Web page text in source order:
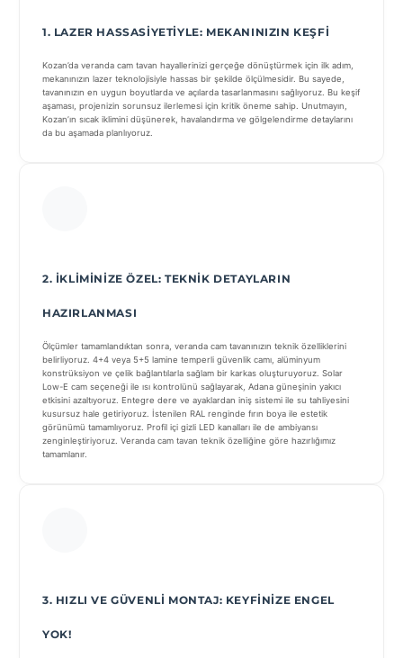
1. LAZER HASSASIYETIYLE: MEKANINIZIN KEŞFI
Kozan’da veranda cam tavan hayallerinizi gerçeğe dönüştürmek için ilk adım,
mekanınızın lazer teknolojisiyle hassas bir şekilde ölçülmesidir. Bu sayede,
tavanınızın en uygun boyutlarda ve açılarda tasarlanmasını sağlıyoruz. Bu keşif
aşaması, projenizin sorunsuz ilerlemesi için kritik öneme sahip. Unutmayın,
Kozan’ın sıcak iklimini düşünerek, havalandırma ve gölgelendirme detaylarını
da bu aşamada planlıyoruz.
2. İKLIMINIZE ÖZEL: TEKNIK DETAYLARIN
HAZIRLANMASI
Ölçümler tamamlandıktan sonra, veranda cam tavanınızın teknik özelliklerini
belirliyoruz. 4+4 veya 5+5 lamine temperli güvenlik camı, alüminyum
konstrüksiyon ve çelik bağlantılarla sağlam bir karkas oluşturuyoruz. Solar
Low-E cam seçeneği ile ısı kontrolünü sağlayarak, Adana güneşinin yakıcı
etkisini azaltıyoruz. Entegre dere ve ayaklardan iniş sistemi ile su tahliyesini
kusursuz hale getiriyoruz. İstenilen RAL renginde fırın boya ile estetik
görünümü tamamlıyoruz. Profil içi gizli LED kanalları ile de ambiyansı
zenginleştiriyoruz. Veranda cam tavan teknik özelliğine göre hazırlığımız
tamamlanır.
3. HIZLI VE GÜVENLI MONTAJ: KEYFINIZE ENGEL
YOK!